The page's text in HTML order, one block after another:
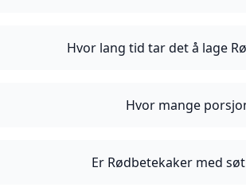
Hvor lang tid tar det å lage
Hvor mange
Er Rødbetekaker med